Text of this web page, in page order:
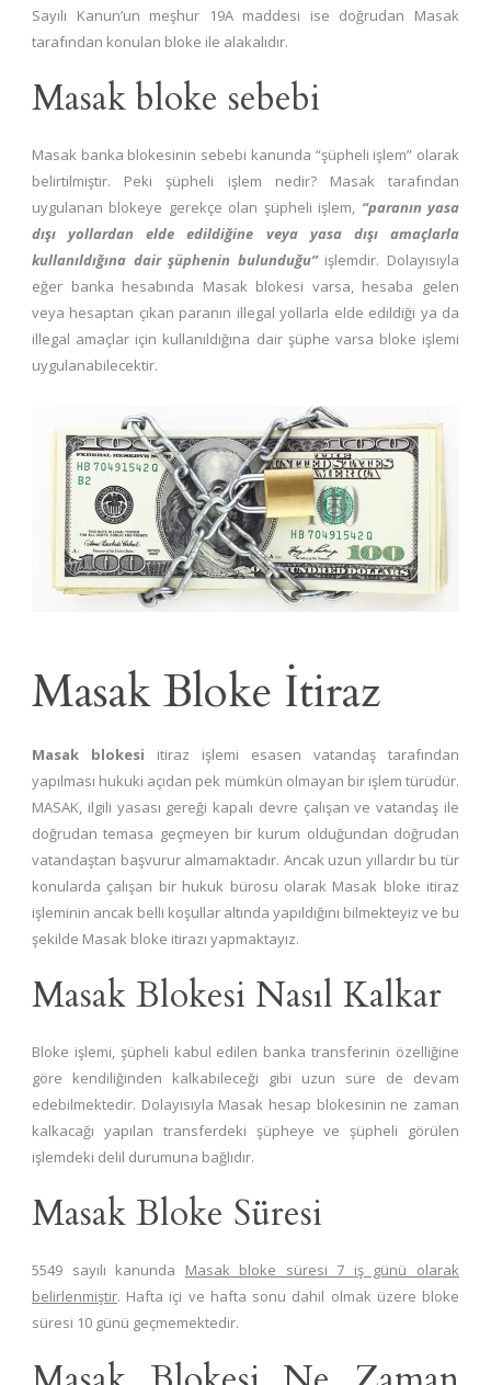
Sayılı Kanun’un meşhur 19A maddesi ise doğrudan Masak
tarafından konulan bloke ile alakalıdır.
Masak bloke sebebi
Masak banka blokesinin sebebi kanunda “şüpheli işlem” olarak
belirtilmiştir. Peki şüpheli işlem nedir? Masak tarafından
uygulanan blokeye gerekçe olan şüpheli işlem, “paranın yasa
dışı yollardan elde edildiğine veya yasa dışı amaçlarla
kullanıldığına dair şüphenin bulunduğu”işlemdir. Dolayısıyla
eğer banka hesabında Masak blokesi varsa, hesaba gelen
veya hesaptan çıkan paranın illegal yollarla elde edildiği ya da
illegal amaçlar için kullanıldığına dair şüphe varsa bloke işlemi
uygulanabilecektir.
Masak Bloke İtiraz
Masak blokesi itiraz işlemi esasen vatandaş tarafından
yapılması hukuki açıdan pek mümkün olmayan bir işlem türüdür.
MASAK, ilgili yasası gereği kapalı devre çalışan ve vatandaş ile
doğrudan temasa geçmeyen bir kurum olduğundan doğrudan
vatandaştan başvurur almamaktadır. Ancak uzun yıllardır bu tür
konularda çalışan bir hukuk bürosu olarak Masak bloke itiraz
işleminin ancak belli koşullar altında yapıldığını bilmekteyiz ve bu
şekilde Masak bloke itirazı yapmaktayız.
Masak Blokesi Nasıl Kalkar
Bloke işlemi, şüpheli kabul edilen banka transferinin özelliğine
göre kendiliğinden kalkabileceği gibi uzun süre de devam
edebilmektedir. Dolayısıyla Masak hesap blokesinin ne zaman
kalkacağı yapılan transferdeki şüpheye ve şüpheli görülen
işlemdeki delil durumuna bağlıdır.
Masak Bloke Süresi
5549 sayılı kanunda Masak bloke süresi 7 iş günü olarak
belirlenmiştir. Hafta içi ve hafta sonu dahil olmak üzere bloke
süresi 10 günü geçmemektedir.